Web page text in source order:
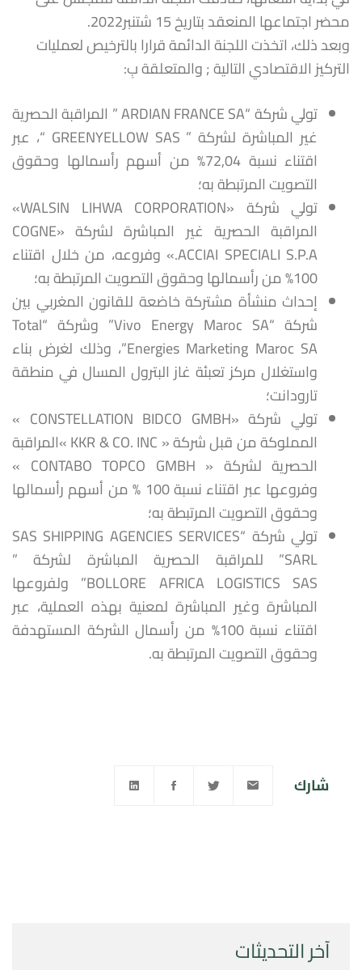
آخر التحديثات
محضر اجتماعها المنعقد بتاريخ 15 شتنبر2022.
وبعد ذلك، اتخذت اللجنة الدائمة قرارا بالترخيص لعمليات
التركيز الاقتصادي التالية ; والمتعلقة بِ:
تولي شركة “ARDIAN FRANCE SA ” المراقبة الحصرية
غير المباشرة لشركة ” GREENYELLOW SAS “، عبر
اقتناء نسبة 72,04% من أسهم رأسمالها وحقوق
التصويت المرتبطة به؛
تولي شركة «WALSIN LIHWA CORPORATION»
المراقبة الحصرية غير المباشرة لشركة «COGNE
ACCIAI SPECIALI S.P.A.» وفروعه، من خلال اقتناء
100% من رأسمالها وحقوق التصويت المرتبطة به؛
إحداث منشأة مشتركة خاضعة للقانون المغربي بين
شركة “Vivo Energy Maroc SA” وشركة “Total
Energies Marketing Maroc SA”، وذلك لغرض بناء
واستغلال مركز تعبئة غاز البترول المسال في منطقة
تارودانت؛
تولي شركة «CONSTELLATION BIDCO GMBH »
المملوكة من قبل شركة « KKR & CO. INC »المراقبة
الحصرية لشركة « CONTABO TOPCO GMBH »
وفروعها عبر اقتناء نسبة 100 % من أسهم رأسمالها
وحقوق التصويت المرتبطة به؛
تولي شركة “SAS SHIPPING AGENCIES SERVICES
SARL” للمراقبة الحصرية المباشرة لشركة ”
BOLLORE AFRICA LOGISTICS SAS” ولفروعها
المباشرة وغير المباشرة لمعنية بهذه العملية، عبر
اقتناء نسبة 100% من رأسمال الشركة المستهدفة
وحقوق التصويت المرتبطة به.
شارك